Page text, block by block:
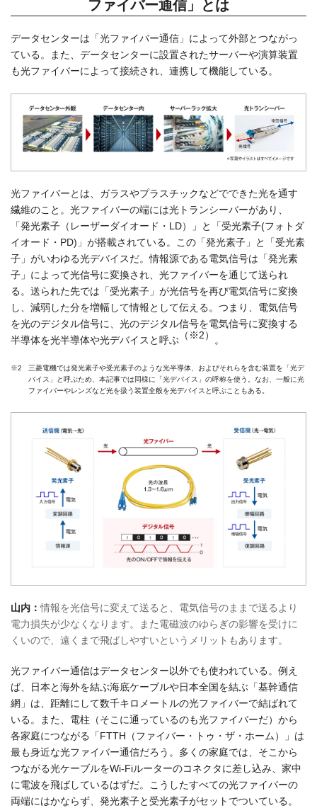
ファイバー通信」とは
データセンターは「光ファイバー通信」によって外部とつながっ
ている。また、データセンターに設置されたサーバーや演算装置
も光ファイバーによって接続され、連携して機能している。
光ファイバーとは、ガラスやプラスチックなどでできた光を通す
繊維のこと。光ファイバーの端には光トランシーバーがあり、
「発光素子（レーザーダイオード・LD）」と「受光素子(フォトダ
イオード・PD)」が搭載されている。この「発光素子」と「受光素
子」がいわゆる光デバイスだ。情報源である電気信号は「発光素
子」によって光信号に変換され、光ファイバーを通じて送られ
る。送られた先では「受光素子」が光信号を再び電気信号に変換
し、減弱した分を増幅して情報として伝える。つまり、電気信号
を光のデジタル信号に、光のデジタル信号を電気信号に変換する
半導体を光半導体や光デバイスと呼ぶ （※2） 。
※2
三菱電機では発光素子や受光素子のような光半導体、およびそれらを含む装置を「光デ
バイス」と呼ぶため、本記事では同様に「光デバイス」の呼称を使う。なお、一般に光
ファイバーやレンズなど光を扱う装置全般を光デバイスと呼ぶこともある。
山内：情報を光信号に変えて送ると、電気信号のままで送るより
電力損失が少なくなります。また電磁波のゆらぎの影響を受けに
くいので、遠くまで飛ばしやすいというメリットもあります。
光ファイバー通信はデータセンター以外でも使われている。例え
ば、日本と海外を結ぶ海底ケーブルや日本全国を結ぶ「基幹通信
網」は、距離にして数千キロメートルの光ファイバーで結ばれて
いる。また、電柱（そこに通っているのも光ファイバーだ）から
各家庭につながる「FTTH（ファイバー・トゥ・ザ・ホーム）」は
最も身近な光ファイバー通信だろう。多くの家庭では、そこから
つながる光ケーブルをWi-Fiルーターのコネクタに差し込み、家中
に電波を飛ばしているはずだ。こうしたすべての光ファイバーの
両端にはかならず、発光素子と受光素子がセットでついている。